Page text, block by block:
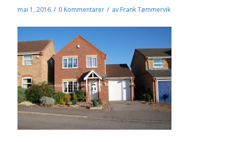
mai 1, 2016 / 0 Kommentarer / av Frank Tømmervik